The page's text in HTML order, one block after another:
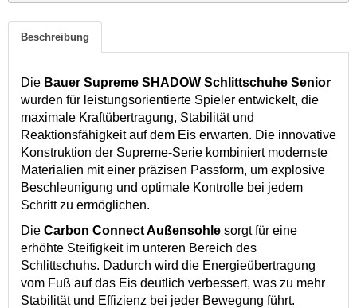
Beschreibung
Die Bauer Supreme SHADOW Schlittschuhe Senior
wurden für leistungsorientierte Spieler entwickelt, die
maximale Kraftübertragung, Stabilität und
Reaktionsfähigkeit auf dem Eis erwarten. Die innovative
Konstruktion der Supreme-Serie kombiniert modernste
Materialien mit einer präzisen Passform, um explosive
Beschleunigung und optimale Kontrolle bei jedem
Schritt zu ermöglichen.
Die Carbon Connect Außensohle sorgt für eine
erhöhte Steifigkeit im unteren Bereich des
Schlittschuhs. Dadurch wird die Energieübertragung
vom Fuß auf das Eis deutlich verbessert, was zu mehr
Stabilität und Effizienz bei jeder Bewegung führt.